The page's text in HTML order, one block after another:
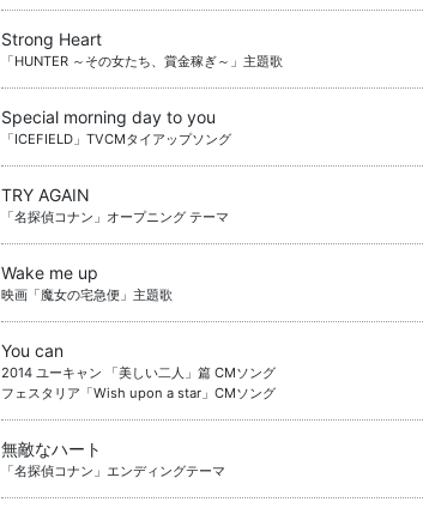
Strong Heart
「HUNTER ～その女たち、賞金稼ぎ～」主題歌
Special morning day to you
「ICEFIELD」TVCMタイアップソング
TRY AGAIN
「名探偵コナン」オープニング テーマ
Wake me up
映画「魔女の宅急便」主題歌
You can
2014 ユーキャン 「美しい二人」篇 CMソング
フェスタリア「Wish upon a star」CMソング
無敵なハート
「名探偵コナン」エンディングテーマ